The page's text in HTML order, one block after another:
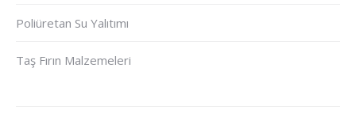
Poliüretan Su Yalıtımı
Taş Fırın Malzemeleri